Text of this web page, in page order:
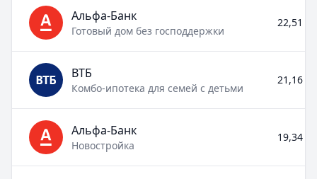
Альфа-Банк
Готовый дом без господдержки
22,51 %
ВТБ
Комбо-ипотека для семей с детьми
21,16 %
Альфа-Банк
Новостройка
19,34